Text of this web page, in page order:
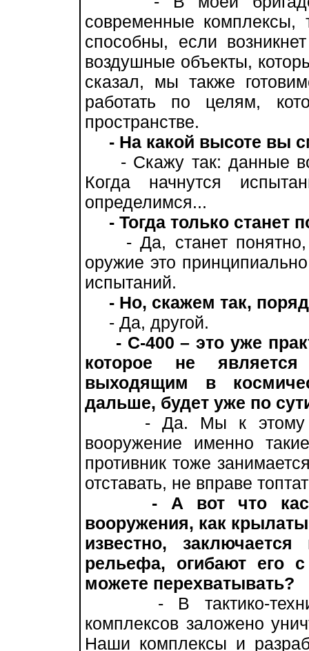
современные
способны, если
воздушные объекты,
сказал, мы также
работать по целям,
пространстве.
- На какой высоте вы
- Скажу так: данные
Когда начнутся
определимся...
- Тогда только станет
- Да, станет понятно,
оружие это
испытаний.
- Но, скажем так,
- Да, другой.
- С-400 – это уже
которое не
выходящим в
дальше, будет уже по
- Да. Мы к этому
вооружение именно
противник тоже
отставать, не вправе
- А вот что
вооружения, как
известно,
рельефа, огибают его
можете перехватывать?
- В тактико-
комплексов заложено
Наши комплексы и